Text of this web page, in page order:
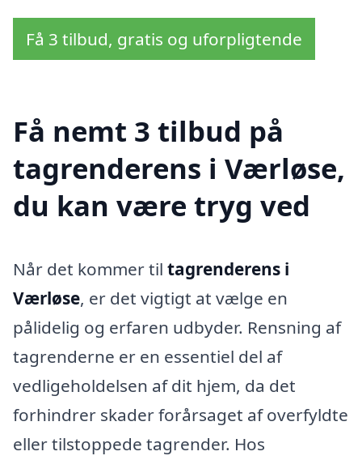
Få 3 tilbud, gratis og uforpligtende
Få nemt 3 tilbud på
tagrenderens i Værløse,
du kan være tryg ved
Når det kommer til tagrenderens i
Værløse, er det vigtigt at vælge en
pålidelig og erfaren udbyder. Rensning af
tagrenderne er en essentiel del af
vedligeholdelsen af dit hjem, da det
forhindrer skader forårsaget af overfyldte
eller tilstoppede tagrender. Hos